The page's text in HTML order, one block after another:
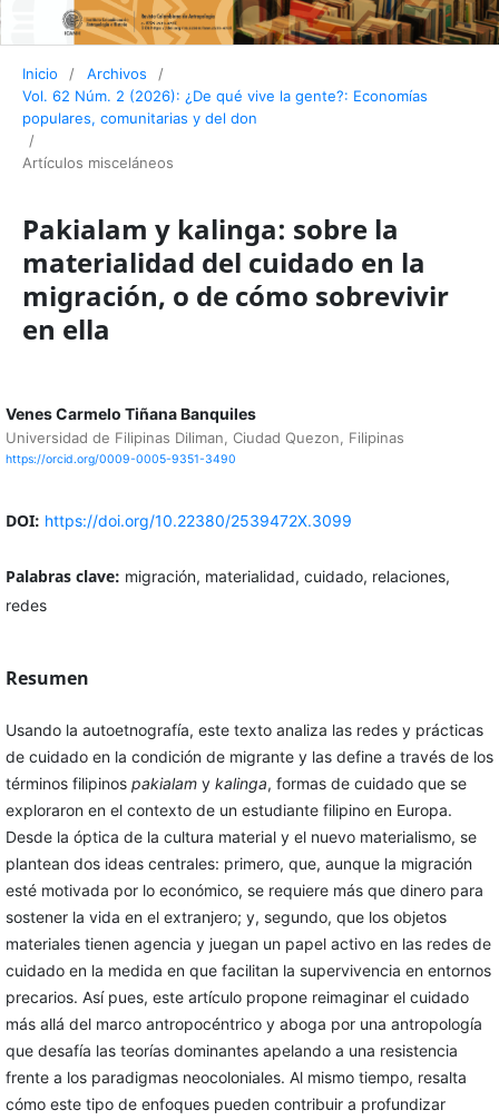
Inicio / Archivos
/
Vol. 62 Núm. 2 (2026): ¿De qué vive la gente?: Economías
populares, comunitarias y del don
/
Artículos misceláneos
Pakialam y kalinga: sobre la
materialidad del cuidado en la
migración, o de cómo sobrevivir
en ella
Venes Carmelo Tiñana Banquiles
Universidad de Filipinas Diliman, Ciudad Quezon, Filipinas
https://orcid.org/0009-0005-9351-3490
DOI: https://doi.org/10.22380/2539472X.3099
Palabras clave: migración, materialidad, cuidado, relaciones,
redes
Resumen
Usando la autoetnografía, este texto analiza las redes y prácticas
de cuidado en la condición de migrante y las define a través de los
términos filipinos pakialam y kalinga, formas de cuidado que se
exploraron en el contexto de un estudiante filipino en Europa.
Desde la óptica de la cultura material y el nuevo materialismo, se
plantean dos ideas centrales: primero, que, aunque la migración
esté motivada por lo económico, se requiere más que dinero para
sostener la vida en el extranjero; y, segundo, que los objetos
materiales tienen agencia y juegan un papel activo en las redes de
cuidado en la medida en que facilitan la supervivencia en entornos
precarios. Así pues, este artículo propone reimaginar el cuidado
más allá del marco antropocéntrico y aboga por una antropología
que desafía las teorías dominantes apelando a una resistencia
frente a los paradigmas neocoloniales. Al mismo tiempo, resalta
cómo este tipo de enfoques pueden contribuir a profundizar